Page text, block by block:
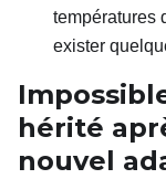
températures
exister
hérité
nouvel